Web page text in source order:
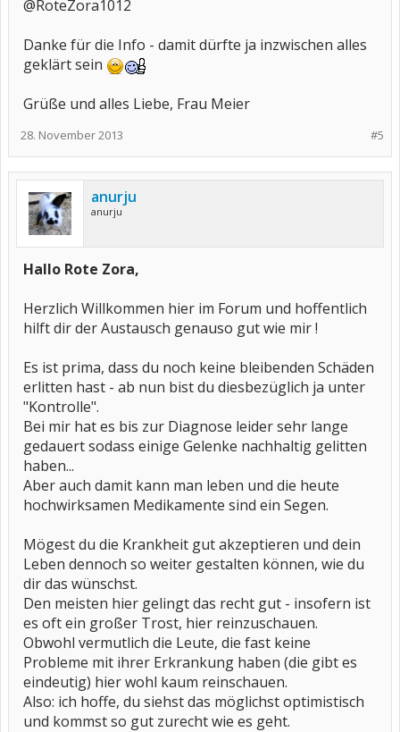
@RoteZora1012
Danke für die Info - damit dürfte ja inzwischen alles
geklärt sein
Grüße und alles Liebe, Frau Meier
#5
28. November 2013
anurju
anurju
Hallo Rote Zora,
Herzlich Willkommen hier im Forum und hoffentlich
hilft dir der Austausch genauso gut wie mir !
Es ist prima, dass du noch keine bleibenden Schäden
erlitten hast - ab nun bist du diesbezüglich ja unter
"Kontrolle".
Bei mir hat es bis zur Diagnose leider sehr lange
gedauert sodass einige Gelenke nachhaltig gelitten
haben...
Aber auch damit kann man leben und die heute
hochwirksamen Medikamente sind ein Segen.
Mögest du die Krankheit gut akzeptieren und dein
Leben dennoch so weiter gestalten können, wie du
dir das wünschst.
Den meisten hier gelingt das recht gut - insofern ist
es oft ein großer Trost, hier reinzuschauen.
Obwohl vermutlich die Leute, die fast keine
Probleme mit ihrer Erkrankung haben (die gibt es
eindeutig) hier wohl kaum reinschauen.
Also: ich hoffe, du siehst das möglichst optimistisch
und kommst so gut zurecht wie es geht.